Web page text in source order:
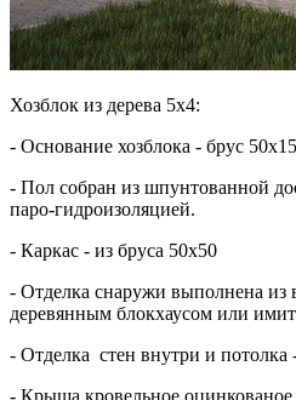
Хозблок из дерева 5х4:
- Основание хозблока - брус
- Пол собран из шпунтованной
паро-гидроизоляцией.
- Каркас - из бруса 50х50
- Отделка снаружи выполнена из
деревянным блокхаусом или
- Отделка стен внутри и
- Крыша кровельное